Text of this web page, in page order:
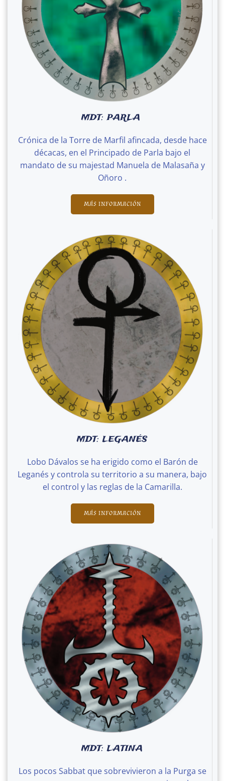
MDT: PARLA
Crónica de la Torre de Marfil afincada, desde hace
décacas, en el Principado de Parla bajo el
mandato de su majestad Manuela de Malasaña y
Oñoro .
MÁS INFORMACIÓN
MDT: LEGANÉS
Lobo Dávalos se ha erigido como el Barón de
Leganés y controla su territorio a su manera, bajo
el control y las reglas de la Camarilla.
MÁS INFORMACIÓN
MDT: LATINA
Los pocos Sabbat que sobrevivieron a la Purga se